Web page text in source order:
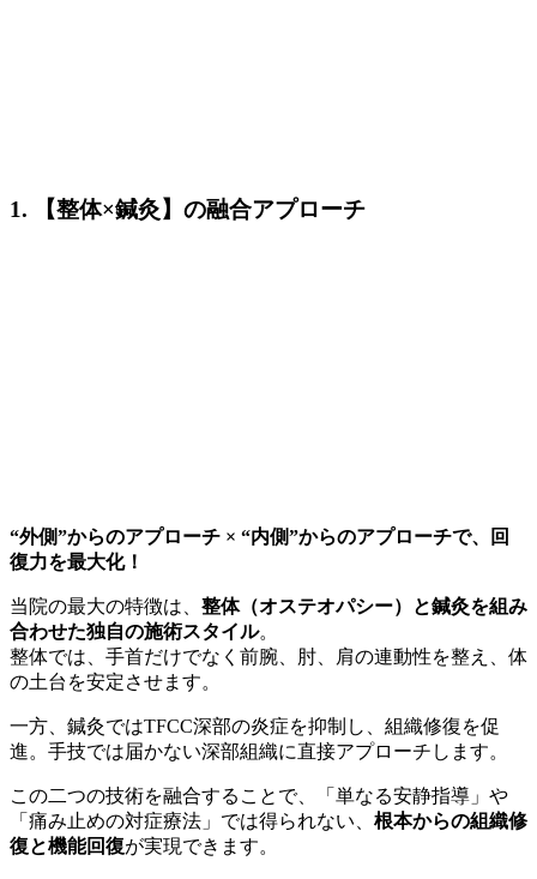
1. 【整体×鍼灸】の融合アプローチ
“外側”からのアプローチ × “内側”からのアプローチで、回
復力を最大化！
当院の最大の特徴は、 整体（オステオパシー）と鍼灸を組み
合わせた独自の施術スタイル。
整体では、手首だけでなく前腕、肘、肩の連動性を整え、体
の土台を安定させます。
一方、鍼灸ではTFCC深部の炎症を抑制し、組織修復を促
進。手技では届かない深部組織に直接アプローチします。
この二つの技術を融合することで、「単なる安静指導」や
「痛み止めの対症療法」では得られない、 根本からの組織修
復と機能回復が実現できます。